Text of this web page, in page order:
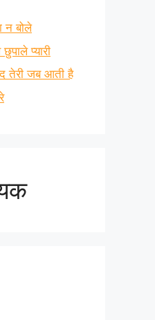
न बोले
प्यारी
तेरी जब आती है